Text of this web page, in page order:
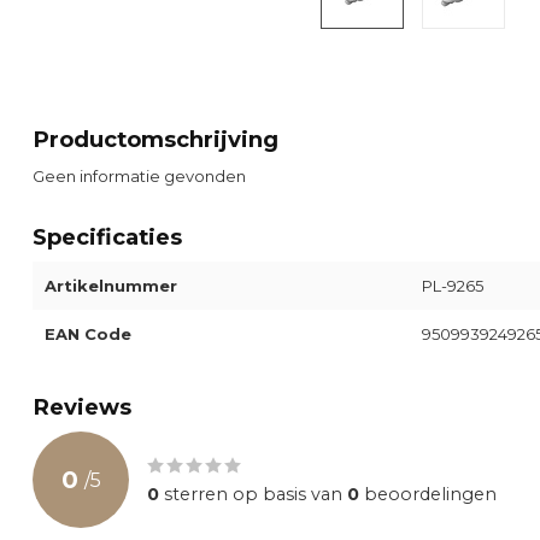
Productomschrijving
Geen informatie gevonden
Specificaties
Artikelnummer PL-9265
EAN Code
Reviews
0 /5
0 sterren op basis van 0 beoordelingen